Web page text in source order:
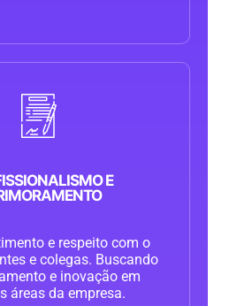
E
e respeito com o
e colegas. Buscando
e inovação em
áreas da empresa.